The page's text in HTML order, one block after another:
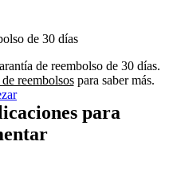
de 30 días
de reembolso de 30 días.
reembolsospara saber más.
para